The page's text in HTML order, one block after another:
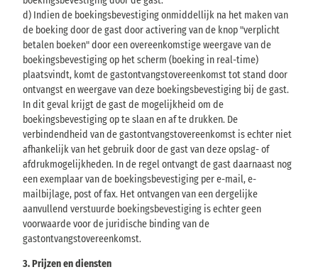
d) Indien de boekingsbevestiging onmiddellijk na het maken van
de boeking door de gast door activering van de knop "verplicht
betalen boeken" door een overeenkomstige weergave van de
boekingsbevestiging op het scherm (boeking in real-time)
plaatsvindt, komt de gastontvangstovereenkomst tot stand door
ontvangst en weergave van deze boekingsbevestiging bij de gast.
In dit geval krijgt de gast de mogelijkheid om de
boekingsbevestiging op te slaan en af te drukken. De
verbindendheid van de gastontvangstovereenkomst is echter niet
afhankelijk van het gebruik door de gast van deze opslag- of
afdrukmogelijkheden. In de regel ontvangt de gast daarnaast nog
een exemplaar van de boekingsbevestiging per e-mail, e-
mailbijlage, post of fax. Het ontvangen van een dergelijke
aanvullend verstuurde boekingsbevestiging is echter geen
voorwaarde voor de juridische binding van de
gastontvangstovereenkomst.
3. Prijzen en diensten